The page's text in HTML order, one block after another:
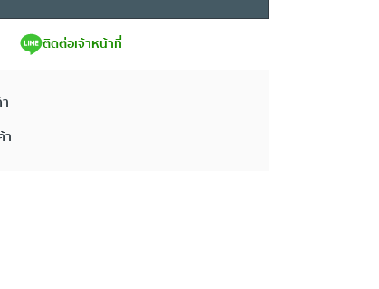
ติดต่อเจ้าหน้าที่
า